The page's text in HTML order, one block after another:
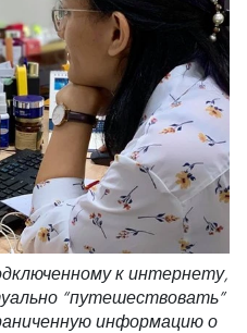
к интернету,
“путешествовать”
информацию о